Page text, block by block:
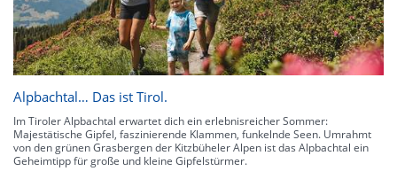
Alpbachtal… Das ist Tirol.
Im Tiroler Alpbachtal erwartet dich ein erlebnisreicher Sommer:
Majestätische Gipfel, faszinierende Klammen, funkelnde Seen. Umrahmt
von den grünen Grasbergen der Kitzbüheler Alpen ist das Alpbachtal ein
Geheimtipp für große und kleine Gipfelstürmer.